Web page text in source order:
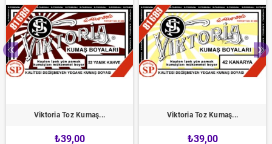
Viktoria Toz Kumaş...
₺39,00
Viktoria Toz Kumaş...
₺39,00